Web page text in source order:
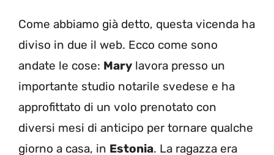
Come abbiamo già detto, questa vicenda ha
diviso in due il web. Ecco come sono
andate le cose: Mary lavora presso un
importante studio notarile svedese e ha
approfittato di un volo prenotato con
diversi mesi di anticipo per tornare qualche
giorno a casa, in Estonia. La ragazza era